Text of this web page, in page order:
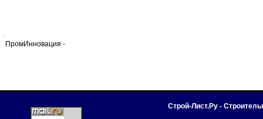
ПромИнновация -
Строй-Лист.Ру -